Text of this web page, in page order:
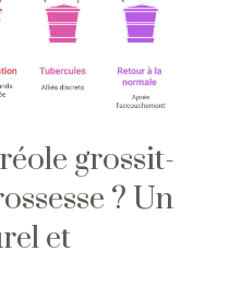
grossit-
? Un
et